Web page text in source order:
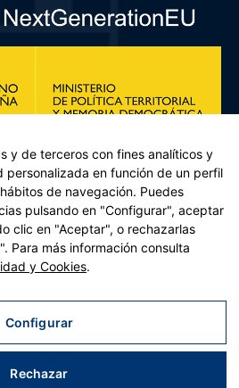
y Resiliencia – Financiado por
establecido por el Reglamento (UE)
y del Consejo, de 12 de febrero
y de terceros con fines analíticos y
personalizada en función de un perfil
de navegación. Puedes
pulsando en "Configurar", aceptar
clic en "Aceptar", o rechazarlas
Para más información consulta
y Cookies.
Configurar
Rechazar